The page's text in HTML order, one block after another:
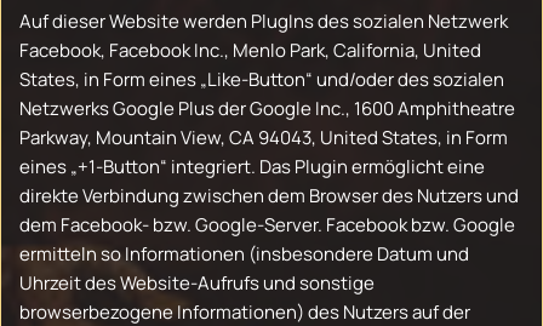
Auf dieser Website werden PlugIns des sozialen Netzwerk
Facebook, Facebook Inc., Menlo Park, California, United
States, in Form eines „Like-Button“ und/oder des sozialen
Netzwerks Google Plus der Google Inc., 1600 Amphitheatre
Parkway, Mountain View, CA 94043, United States, in Form
eines „+1-Button“ integriert. Das Plugin ermöglicht eine
direkte Verbindung zwischen dem Browser des Nutzers und
dem Facebook- bzw. Google-Server. Facebook bzw. Google
ermitteln so Informationen (insbesondere Datum und
Uhrzeit des Website-Aufrufs und sonstige
browserbezogene Informationen) des Nutzers auf der